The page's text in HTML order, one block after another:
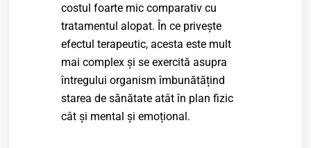
costul foarte mic comparativ cu
tratamentul alopat. În ce privește
efectul terapeutic, acesta este mult
mai complex și se exercită asupra
întregului organism îmbunătățind
starea de sănătate atât în plan fizic
cât și mental și emoțional.